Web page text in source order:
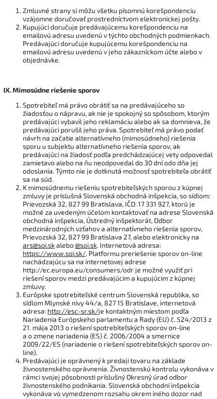
Zmluvné strany si môžu všetku písomnú korešpondenciu
vzájomne doručovať prostredníctvom elektronickej pošty.
Kupujúci doručuje predávajúcemu korešpondenciu na
emailovú adresu uvedenú v týchto obchodných podmienkach.
Predávajúci doručuje kupujúcemu korešpondenciu na
emailovú adresu uvedenú v jeho zákazníckom účte alebo v
objednávke.
IX.Mimosúdne riešenie sporov
Spotrebiteľ má právo obrátiť sa na predávajúceho so
žiadosťou o nápravu, ak nie je spokojný so spôsobom, ktorým
predávajúci vybavil jeho reklamáciu alebo ak sa domnieva, že
predávajúci porušil jeho práva. Spotrebiteľ má právo podať
návrh na začatie alternatívneho (mimosúdneho) riešenia
sporu u subjektu alternatívneho riešenia sporov, ak
predávajúci na žiadosť podľa predchádzajúcej vety odpovedal
zamietavo alebo na ňu neodpovedal do 30 dní odo dňa jej
odoslania. Týmto nie je dotknutá možnosť spotrebiteľa obrátiť
sa na súd.
K mimosúdnemu riešeniu spotrebiteľských sporou z kúpnej
zmluvy je príslušná Slovenská obchodná inšpekcia, so sídlom:
Prievozská 32, 827 99 Bratislava, IČO: 17 331 927, ktorú je
možné za uvedeným účelom kontaktovať na adrese Slovenská
obchodná inšpekcia, Ústredný inšpektorát, Odbor
medzinárodných vzťahov a alternatívneho riešenia sporov,
Prievozská 32, 827 99 Bratislava 27, alebo elektronicky na
ars@soi.skalebo @soi.sk. Internetová adresa:
https://www.soi.sk/. Platformu preriešenie sporov on-line
nachádzajúcu sa na internetovej adrese
http://ec.europa.eu/consumers/odr je možné využiť pri
riešení sporov medzi predávajúcim a kupujúcim z kúpnej
zmluvy.
Európske spotrebiteľské centrum Slovenská republika, so
sídlom Mlynské nivy 44/a, 827 15 Bratislave, internetová
adresa: http://esc-sr.sk/je kontaktným miestom podľa
Nariadenia Európskeho parlamentu a Rady (EU) č. 524/2013 z
21. mája 2013 o riešení spotrebiteľských sporov on-line
a o zmene nariadenia (ES) č. 2006/2004 a smernice
2009/22/ES (nariadenie o riešení spotrebiteľských sporov on-
line).
Predávajúci je oprávnený k predaji tovaru na základe
živnostenského oprávnenia. Živnostenskú kontrolu vykonáva v
rámci svojej pôsobnosti príslušný Okresný úrad odbor
živnostenského podnikania. Slovenská obchodní inšpekcia
vykonáva vo vymedzenom rozsahu okrem iného dozor nad